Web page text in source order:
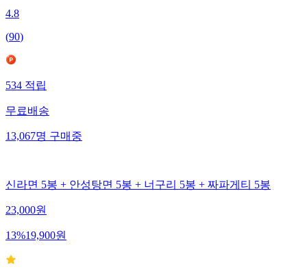
4.8
(90)
534 적립
무료배송
13,067명 구매중
신라면 5봉 + 안성탕면 5봉 + 너구리 5봉 + 짜파게티 5봉
23,000원
13%19,900원